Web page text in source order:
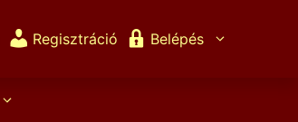
Regisztráció Belépés